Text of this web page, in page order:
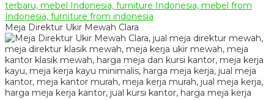
Meja Direktur Ukir Mewah Clara